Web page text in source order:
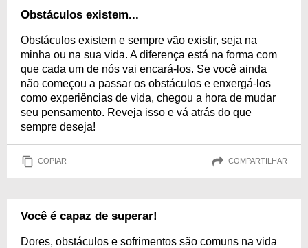
Obstáculos existem...
Obstáculos existem e sempre vão existir, seja na
minha ou na sua vida. A diferença está na forma com
que cada um de nós vai encará-los. Se você ainda
não começou a passar os obstáculos e enxergá-los
como experiências de vida, chegou a hora de mudar
seu pensamento. Reveja isso e vá atrás do que
sempre deseja!
COPIAR COMPARTILHAR
Você é capaz de superar!
Dores, obstáculos e sofrimentos são comuns na vida